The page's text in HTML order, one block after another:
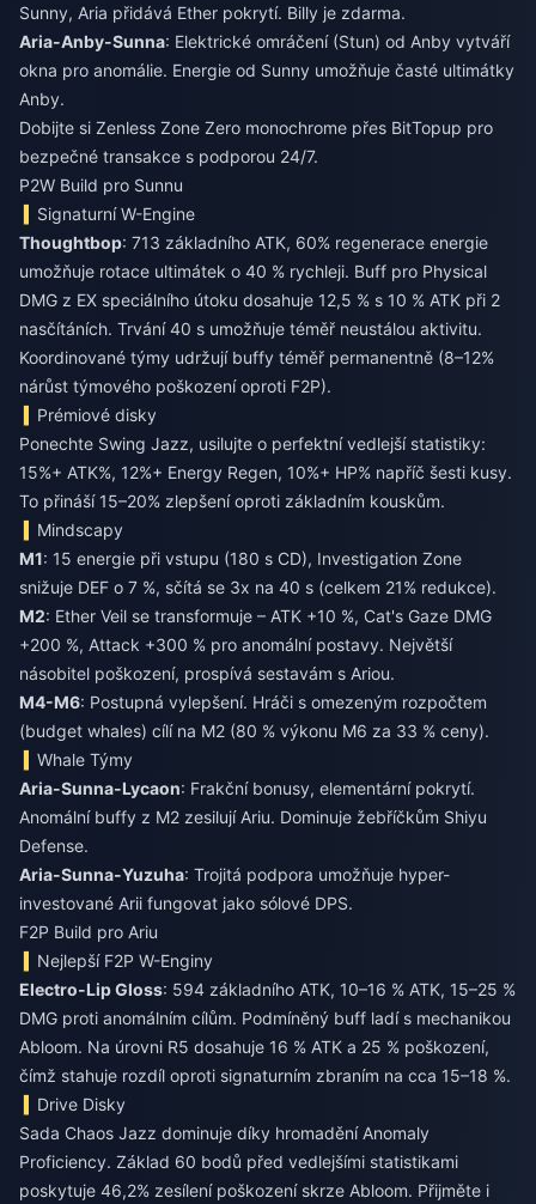
Sunny, Aria přidává Ether pokrytí. Billy je zdarma.
Aria-Anby-Sunna: Elektrické omráčení (Stun) od Anby vytváří
okna pro anomálie. Energie od Sunny umožňuje časté ultimátky
Anby.
Dobijte si Zenless Zone Zero monochrome přes BitTopup pro
bezpečné transakce s podporou 24/7.
P2W Build pro Sunnu
Signaturní W-Engine
Thoughtbop: 713 základního ATK, 60% regenerace energie
umožňuje rotace ultimátek o 40 % rychleji. Buff pro Physical
DMG z EX speciálního útoku dosahuje 12,5 % s 10 % ATK při 2
nasčítáních. Trvání 40 s umožňuje téměř neustálou aktivitu.
Koordinované týmy udržují buffy téměř permanentně (8–12%
nárůst týmového poškození oproti F2P).
Prémiové disky
Ponechte Swing Jazz, usilujte o perfektní vedlejší statistiky:
15%+ ATK%, 12%+ Energy Regen, 10%+ HP% napříč šesti kusy.
To přináší 15–20% zlepšení oproti základním kouskům.
Mindscapy
M1: 15 energie při vstupu (180 s CD), Investigation Zone
snižuje DEF o 7 %, sčítá se 3x na 40 s (celkem 21% redukce).
M2: Ether Veil se transformuje – ATK +10 %, Cat's Gaze DMG
+200 %, Attack +300 % pro anomální postavy. Největší
násobitel poškození, prospívá sestavám s Ariou.
M4-M6: Postupná vylepšení. Hráči s omezeným rozpočtem
(budget whales) cílí na M2 (80 % výkonu M6 za 33 % ceny).
Whale Týmy
Aria-Sunna-Lycaon: Frakční bonusy, elementární pokrytí.
Anomální buffy z M2 zesilují Ariu. Dominuje žebříčkům Shiyu
Defense.
Aria-Sunna-Yuzuha: Trojitá podpora umožňuje hyper-
investované Arii fungovat jako sólové DPS.
F2P Build pro Ariu
Nejlepší F2P W-Enginy
Electro-Lip Gloss: 594 základního ATK, 10–16 % ATK, 15–25 %
DMG proti anomálním cílům. Podmíněný buff ladí s mechanikou
Abloom. Na úrovni R5 dosahuje 16 % ATK a 25 % poškození,
čímž stahuje rozdíl oproti signaturním zbraním na cca 15–18 %.
Drive Disky
Sada Chaos Jazz dominuje díky hromadění Anomaly
Proficiency. Základ 60 bodů před vedlejšími statistikami
poskytuje 46,2% zesílení poškození skrze Abloom. Přijměte i